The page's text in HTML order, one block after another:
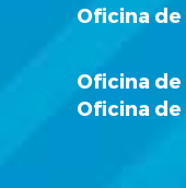
Oficina de
Oficina
Oficina de